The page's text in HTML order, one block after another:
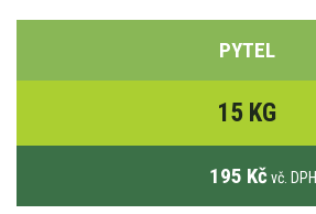
PYTEL
15 KG
195 Kč vč. DPH